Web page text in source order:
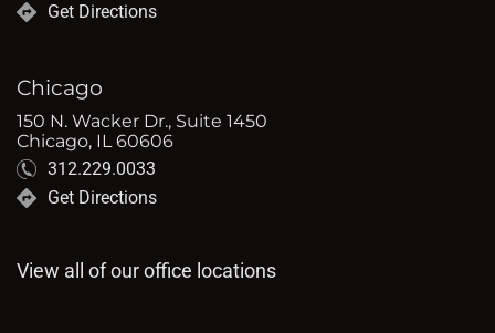
Get Directions
Chicago
150 N. Wacker Dr., Suite 1450
Chicago, IL 60606
312.229.0033
Get Directions
View all of our office locations